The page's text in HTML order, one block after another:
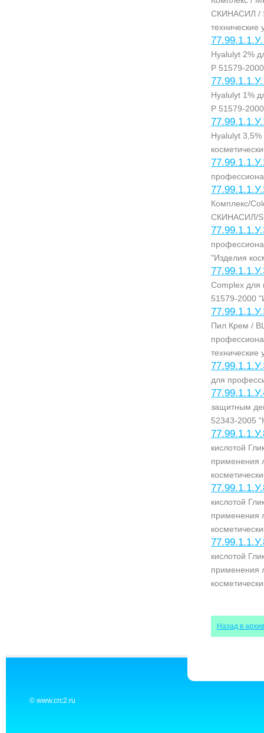
СКИНАСИЛ /
технические
Hyalulyt 2%
Р 51579-
Hyalulyt 1%
Р 51579-
Hyalulyt
Комплекс/
СКИНАСИЛ/
"Изделия
Complex
51579-2000
Пил Крем /
технические
для
защитным
52343-2005
кислотой
применения
кислотой
применения
кислотой
применения
Назад в архив
© www.crc2.ru